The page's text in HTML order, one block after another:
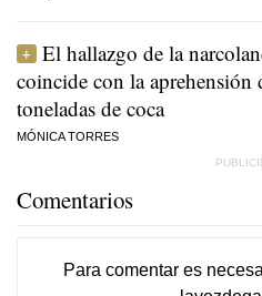
El hallazgo de la
coincide con la aprehensión
toneladas de coca
MÓNICA TORRES
Comentarios
Para comentar es